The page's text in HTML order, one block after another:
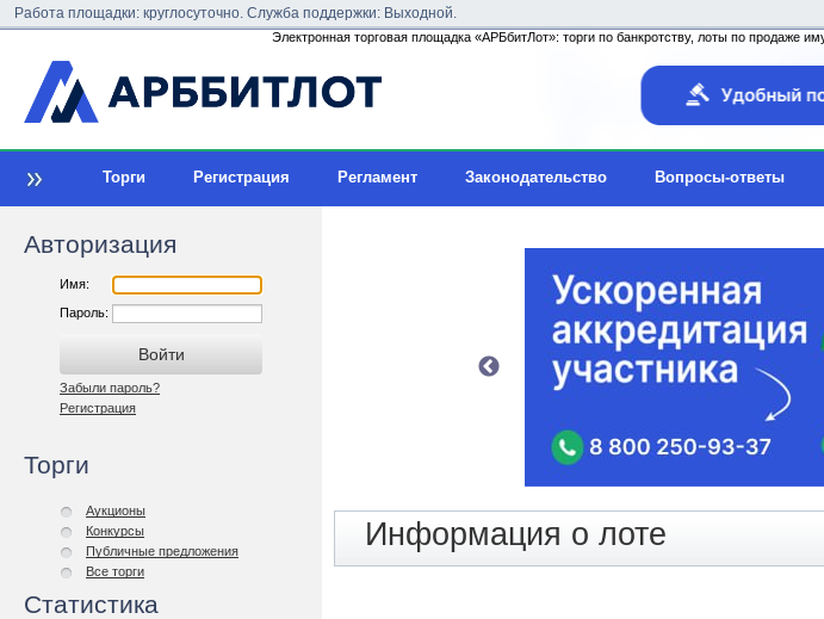
Работа площадки: круглосуточно. Служба поддержки: Выходной.
Электронная торговая площадка «АРБбитЛот»: торги по банкротству, лоты по продаже
Торги Регистрация Регламент Законодательство Вопросы-ответы
Авторизация
Имя:
Пароль:
Забыли пароль?
Регистрация
Торги
Аукционы
Конкурсы
Публичные предложения
Все торги
Статистика
Информация о лоте